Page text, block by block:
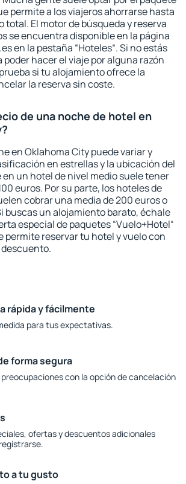
permite a los viajeros ahorrarse hasta
total. El motor de búsqueda y reserva
se encuentra disponible en la página
en la pestaña “Hoteles“. Si no estás
poder hacer el viaje por alguna razón
si tu alojamiento ofrece la
la reserva sin coste.
de una noche de hotel en
en Oklahoma City puede variar y
en estrellas y la ubicación del
un hotel de nivel medio suele tener
euros. Por su parte, los hoteles de
cobrar una media de 200 euros o
buscas un alojamiento barato, échale
especial de paquetes “Vuelo+Hotel“
permite reservar tu hotel y vuelo con
rápida y fácilmente
para tus expectativas.
forma segura
preocupaciones con la opción de cancelación
ofertas y descuentos adicionales
a tu gusto